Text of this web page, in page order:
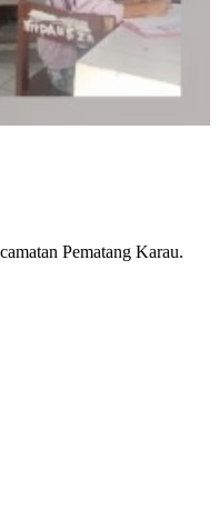
Pematang Karau.